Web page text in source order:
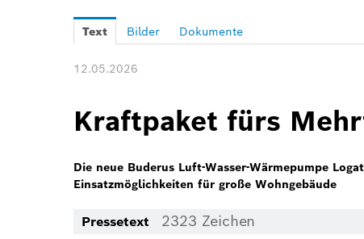
Text Bilder Dokumente
12.05.2026
Kraftpaket fürs
Die neue Buderus Luft-Wasser-Wärmepumpe
Einsatzmöglichkeiten für große Wohngebäude
Pressetext 2323 Zeichen